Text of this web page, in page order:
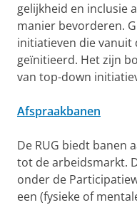
gelijkheid en inclusie
manier bevorderen.
initiatieven die vanuit
geïnitieerd. Het zijn
van top-down
Afspraakbanen
De RUG biedt banen
tot de arbeidsmarkt.
onder de
een (fysieke of